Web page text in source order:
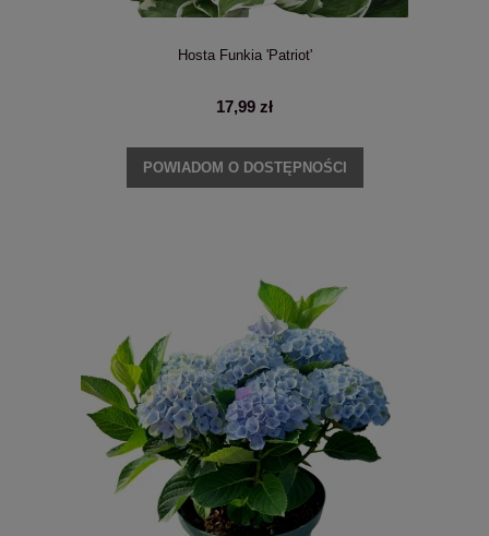
Hosta Funkia 'Patriot'
17,99 zł
POWIADOM O DOSTĘPNOŚCI